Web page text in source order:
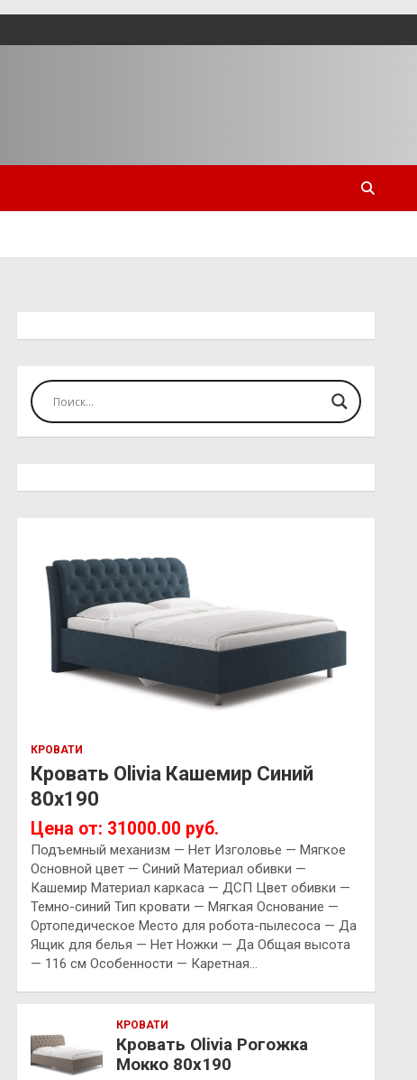
КРОВАТИ
Кровать Olivia Кашемир Синий
80х190
Цена от: 31000.00 руб.
Подъемный механизм — Нет Изголовье — Мягкое
Основной цвет — Синий Материал обивки —
Кашемир Материал каркаса — ДСП Цвет обивки —
Темно-синий Тип кровати — Мягкая Основание —
Ортопедическое Место для робота-пылесоса — Да
Ящик для белья — Нет Ножки — Да Общая высота
— 116 см Особенности — Каретная…
КРОВАТИ
Кровать Olivia Рогожка
Мокко 80х190